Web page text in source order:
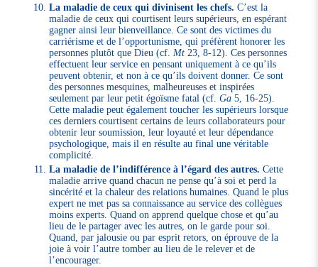
La maladie de ceux qui divinisent les chefs. C’est la
maladie de ceux qui courtisent leurs supérieurs, en espérant
gagner ainsi leur bienveillance. Ce sont des victimes du
carriérisme et de l’opportunisme, qui préfèrent honorer les
personnes plutôt que Dieu (cf. Mt 23, 8-12). Ces personnes
effectuent leur service en pensant uniquement à ce qu’ils
peuvent obtenir, et non à ce qu’ils doivent donner. Ce sont
des personnes mesquines, malheureuses et inspirées
seulement par leur petit égoïsme fatal (cf.Ga 5, 16-25).
Cette maladie peut également toucher les supérieurs lorsque
ces derniers courtisent certains de leurs collaborateurs pour
obtenir leur soumission, leur loyauté et leur dépendance
psychologique, mais il en résulte au final une véritable
complicité.
La maladie de l’indifférence à l’égard des autres. Cette
maladie arrive quand chacun ne pense qu’à soi et perd la
sincérité et la chaleur des relations humaines. Quand le plus
expert ne met pas sa connaissance au service des collègues
moins experts. Quand on apprend quelque chose et qu’au
lieu de le partager avec les autres, on le garde pour soi.
Quand, par jalousie ou par esprit retors, on éprouve de la
joie à voir l’autre tomber au lieu de le relever et de
l’encourager.